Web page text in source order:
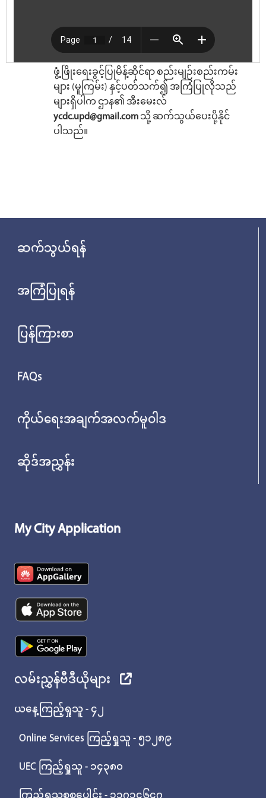
ဖွံ့ဖြိုးရေးခွင့်ပြုမိန့်ဆိုင်ရာ စည်းမျဉ်းစည်းကမ်း
များ (မူကြမ်း) နှင့်ပတ်သက်၍ အကြံပြုလိုသည်
များရှိပါက ဌာန၏ အီးမေးလ်
ycdc.upd@gmail.com သို့ ဆက်သွယ်ပေးပို့နိုင်
ပါသည်။
ဆက်သွယ်ရန်
အကြံပြုရန်
ပြန်ကြားစာ
FAQs
ကိုယ်ရေးအချက်အလက်မူဝါဒ
ဆိုဒ်အညွှန်း
My City Application
လမ်းညွှန်ဗီဒီယိုများ
ယနေ့ကြည့်ရှုသူ - ၄၂
Online Services ကြည့်ရှုသူ - ၅၁၂၈၉
UEC ကြည့်ရှုသူ - ၁၄၃၈၀
ကြည့်ရှုသူစုစုပေါင်း - ၁၁၇၁၄၆၄၇